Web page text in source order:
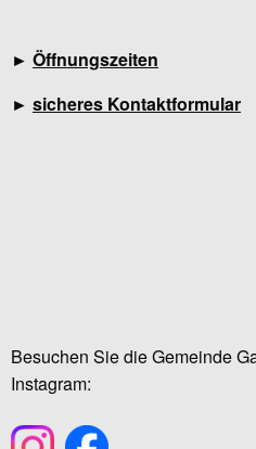
► Öffnungszeiten
► sicheres Kontaktformular
Besuchen Sie die Gemeinde
Instagram: